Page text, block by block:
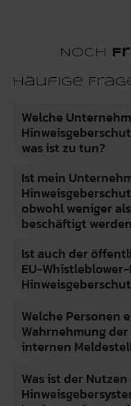
Noch
Häufige
Welche
was ist zu tun?
Ist mein
obwohl weniger
beschäftigt
Ist auch der
EU-
Welche Personen
Wahrnehmung
internen
Was ist der